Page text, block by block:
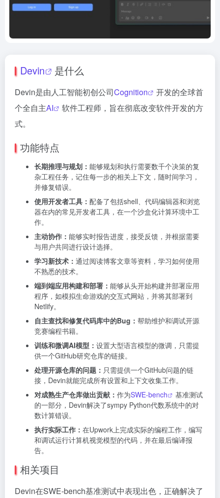
Devin 是什么
Devin是由人工智能初创公司Cognition
开发的全球首
个全自主AI
软件工程师，旨在彻底改变软件开发的方
式。
功能特点
长期推理与规划： 能够规划和执行需要数千个决策的复
杂工程任务，记住每一步的相关上下文，随时间学习，
并修复错误。
使用开发者工具： 配备了包括shell、代码编辑器和浏览
器在内的常见开发者工具，在一个沙盒化计算环境中工
作。
主动协作： 能够实时报告进度，接受反馈，并根据需要
与用户共同进行设计选择。
学习新技术： 通过阅读博客文章等资料，学习如何使用
不熟悉的技术。
端到端应用构建和部署： 能够从头开始构建并部署应用
程序，如模拟生命游戏的交互式网站，并将其部署到
Netlify。
自主查找和修复代码库中的Bug： 帮助维护和调试开源
竞赛编程书籍。
训练和微调AI模型： 设置大型语言模型的微调，只需提
供一个GitHub研究仓库的链接。
处理开源仓库的问题： 只需提供一个GitHub问题的链
接，Devin就能完成所有设置和上下文收集工作。
对成熟生产仓库做出贡献： 作为SWE-bench
基准测试
的一部分，Devin解决了sympy Python代数系统中的对
数计算错误。
执行实际工作： 在Upwork上完成实际的编程工作，编写
和调试运行计算机视觉模型的代码，并在最后编译报
告。
相关项目
Devin在SWE-bench基准测试中表现出色，正确解决了